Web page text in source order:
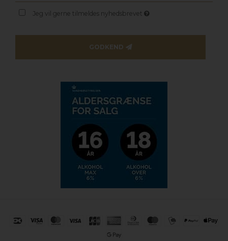
Jeg vil gerne tilmeldes nyhedsbrevet
GODKEND